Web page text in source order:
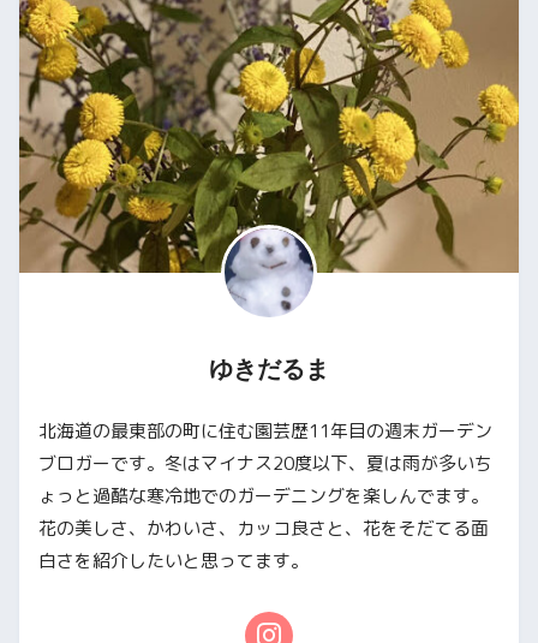
ゆきだるま
北海道の最東部の町に住む園芸歴11年目の週末ガーデン
ブロガーです。冬はマイナス20度以下、夏は雨が多いち
ょっと過酷な寒冷地でのガーデニングを楽しんでます。
花の美しさ、かわいさ、カッコ良さと、花をそだてる面
白さを紹介したいと思ってます。